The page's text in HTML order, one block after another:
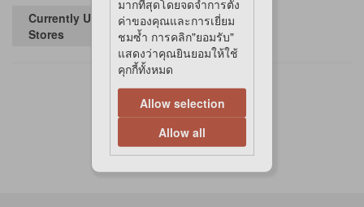
Currently Unavailable in
Stores
มากที่สุดโดยจดจำการตั้ง
ค่าของคุณและการเยี่ยม
ชมซ้ำ การคลิก"ยอมรับ"
แสดงว่าคุณยินยอมให้ใช้
คุกกี้ทั้งหมด
Allow selection
Allow all